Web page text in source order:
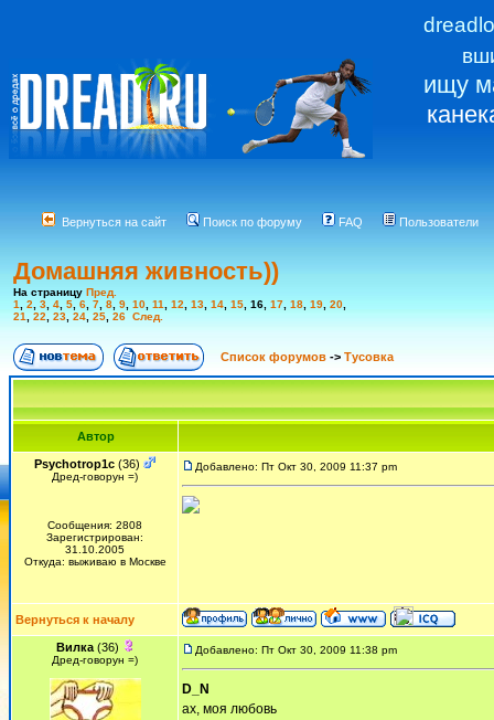
ищу
Вернуться на сайт Поиск по форуму FAQ Пользователи
Домашняя живность))
На страницу Пред.
1
2 3 4 5 6 7 8 9 10 11 12 13 14 15 16 17 18 19 20
21
22 23 24 25 26 След.
Список форумов -> Тусовка
Автор
Psychotrop1c (36)
Дред-говорун =)
Сообщения: 2808
Зарегистрирован:
31.10.2005
Откуда: выживаю в Москве
Добавлено: Пт Окт 30, 2009 11:37 pm
Вернуться к началу
Вилка(36)
Дред-говорун =)
Добавлено: Пт Окт 30, 2009 11:38 pm
D_N
ах, моя любовь